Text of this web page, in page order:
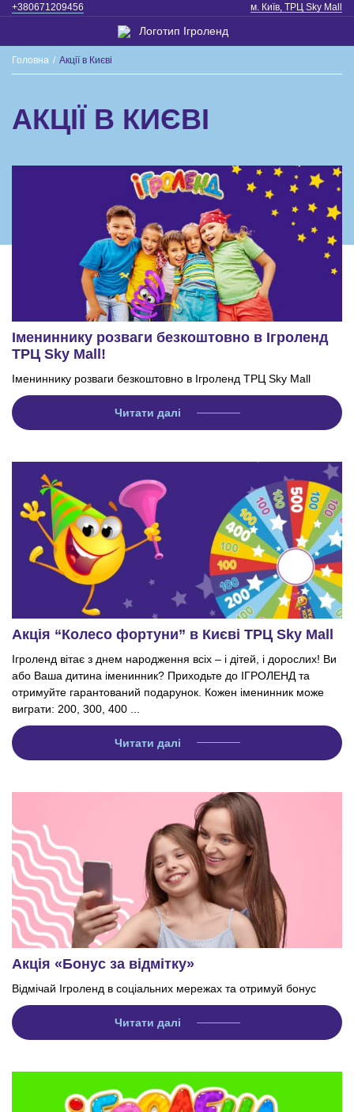
+380671209456 м. Київ, ТРЦ Sky Mall
Головна / Акції в Києві
АКЦІЇ В КИЄВІ
Імениннику розваги безкоштовно в Ігроленд
ТРЦ Sky Mall!
Імениннику розваги безкоштовно в Ігроленд ТРЦ Sky Mall
Читати далі
Акція “Колесо фортуни” в Києві ТРЦ Sky Mall
Ігроленд вітає з днем народження всіх – і дітей, і дорослих! Ви
або Ваша дитина іменинник? Приходьте до ІГРОЛЕНД та
отримуйте гарантований подарунок. Кожен іменинник може
виграти: 200, 300, 400 ...
Читати далі
Акція «Бонус за відмітку»
Відмічай Ігроленд в соціальних мережах та отримуй бонус
Читати далі